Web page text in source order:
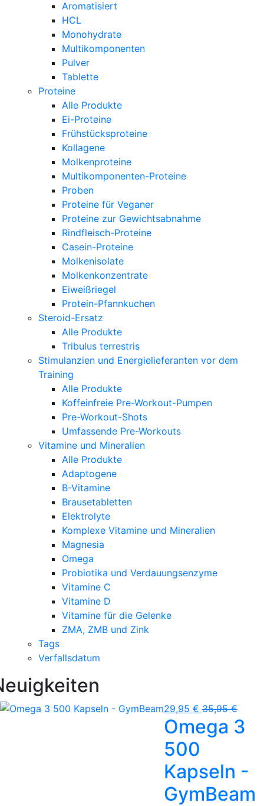
Aromatisiert
HCL
Monohydrate
Multikomponenten
Pulver
Tablette
Proteine
Alle Produkte
Ei-Proteine
Frühstücksproteine
Kollagene
Molkenproteine
Multikomponenten-Proteine
Proben
Proteine für Veganer
Proteine zur Gewichtsabnahme
Rindfleisch-Proteine
Casein-Proteine
Molkenisolate
Molkenkonzentrate
Eiweißriegel
Protein-Pfannkuchen
Steroid-Ersatz
Alle Produkte
Tribulus terrestris
Stimulanzien und Energielieferanten vor dem
Training
Alle Produkte
Koffeinfreie Pre-Workout-Pumpen
Pre-Workout-Shots
Umfassende Pre-Workouts
Vitamine und Mineralien
Alle Produkte
Adaptogene
B-Vitamine
Brausetabletten
Elektrolyte
Komplexe Vitamine und Mineralien
Magnesia
Omega
Probiotika und Verdauungsenzyme
Vitamine C
Vitamine D
Vitamine für die Gelenke
ZMA, ZMB und Zink
Tags
Verfallsdatum
29,95 € 35,95 €
Omega 3
500
Kapseln -
GymBeam